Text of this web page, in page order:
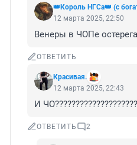
👑Король НГСа👑 (с
12 марта 2025, 22:50
Венеры в ЧОПе
ОТВЕТИТЬ
Красивая.
12 марта 2025, 22:43
И
ОТВЕТИТЬ 2